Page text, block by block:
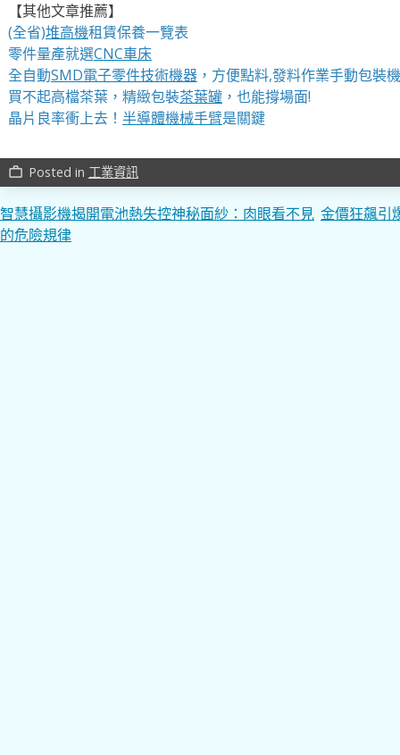
【其他文章推薦】
(全省)堆高機租賃保養一覽表
零件量產就選CNC車床
全自動SMD電子零件技術機器，方便點料,發料作業手動包裝機
買不起高檔茶葉，精緻包裝茶葉罐，也能撐場面!
晶片良率衝上去！ 半導體機械手臂是關鍵
work_outline Posted in 工業資訊
文
章
智慧攝影機揭開電池熱失控神秘面紗：肉眼看不見
的危險規律
金價狂飆引